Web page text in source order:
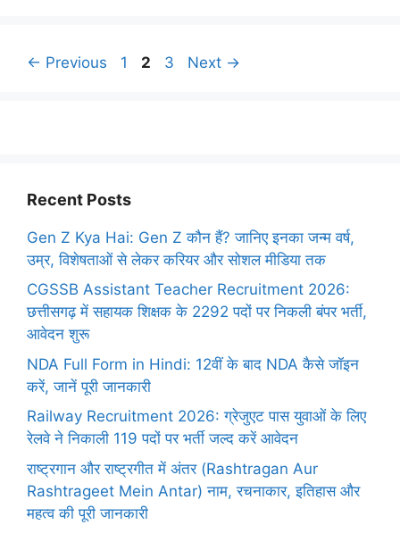
← Previous Page
1 Page
2 Page
3 Next →
Recent Posts
Gen Z Kya Hai: Gen Z कौन हैं? जानिए इनका जन्म वर्ष,
उम्र, विशेषताओं से लेकर करियर और सोशल मीडिया तक
CGSSB Assistant Teacher Recruitment 2026:
छत्तीसगढ़ में सहायक शिक्षक के 2292 पदों पर निकली बंपर भर्ती,
आवेदन शुरू
NDA Full Form in Hindi: 12वीं के बाद NDA कैसे जॉइन
करें, जानें पूरी जानकारी
Railway Recruitment 2026: ग्रेजुएट पास युवाओं के लिए
रेलवे ने निकाली 119 पदों पर भर्ती जल्द करें आवेदन
राष्ट्रगान और राष्ट्रगीत में अंतर (Rashtragan Aur
Rashtrageet Mein Antar) नाम, रचनाकार, इतिहास और
महत्व की पूरी जानकारी